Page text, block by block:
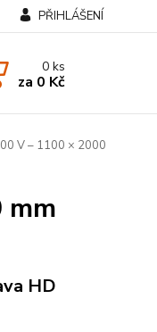
PŘIHLÁŠENÍ
0ks
za 0 Kč
V – 1100 × 2000
mm
HD